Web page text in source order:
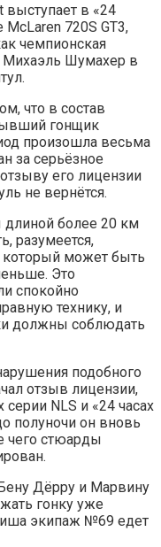
в «24
McLaren 720S GT3,
чемпионская
Михаэль Шумахер в
что в состав
гонщик
произошла весьма
за серьёзное
его лицензии
не вернётся.
длиной более 20 км
разумеется,
который может быть
Это
спокойно
технику, и
должны соблюдать
подобного
отзыв лицензии,
NLS и «24 часах
полуночи он вновь
чего стюарды
Дёрру и Марвину
гонку уже
экипаж №69 едет